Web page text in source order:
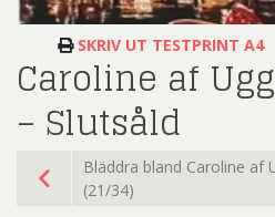
SKRIV UT TESTPRINT A4
Caroline af
– Slutsåld
Bläddra bland Caroline af
(21/34)